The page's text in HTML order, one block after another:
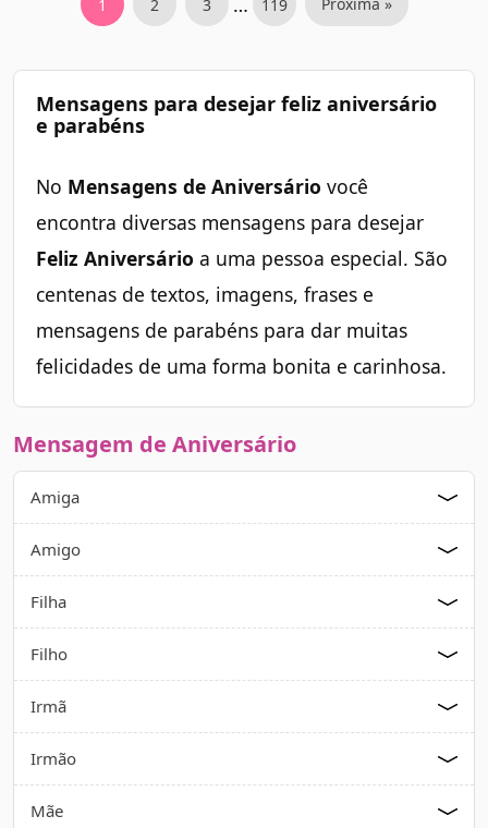
Felicidades é o que te desejo no dia de hoje Pai.
Obrigado por me ensinar os melhores caminhos!
posts
1 2 3 119 Próxima »
Mensagens para desejar feliz aniversário
e parabéns
No Mensagens de Aniversário você
encontra diversas mensagens para desejar
Feliz Aniversário a uma pessoa especial. São
centenas de textos, imagens, frases e
mensagens de parabéns para dar muitas
felicidades de uma forma bonita e carinhosa.
Mensagem de Aniversário
Amiga
Amigo
Filha
Filho
Irmã
Irmão
Mãe